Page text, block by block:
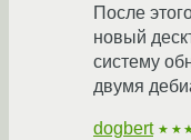
После
новый
систему
двумя
dogbert